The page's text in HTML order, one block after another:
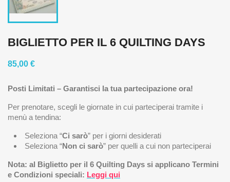
BIGLIETTO PER IL 6 QUILTING DAYS
85,00 €
Posti Limitati – Garantisci la tua partecipazione ora!
Per prenotare, scegli le giornate in cui parteciperai tramite i
menù a tendina:
Seleziona “Ci sarò” per i giorni desiderati
Seleziona “Non ci sarò” per quelli a cui non parteciperai
Nota: al Biglietto per il 6 Quilting Days si applicano Termini
e Condizioni speciali: Leggi qui